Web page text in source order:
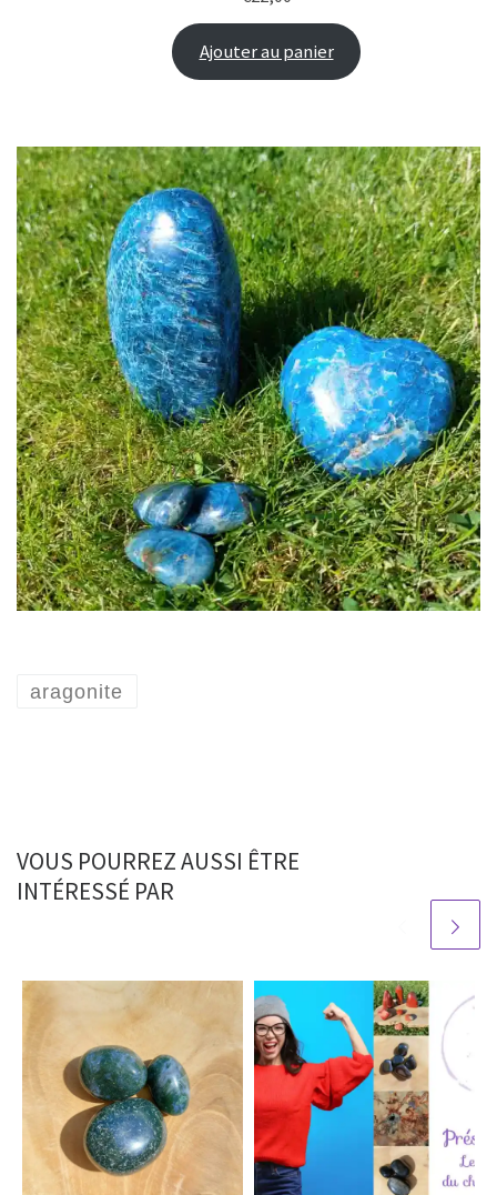
Ajouter au panier
aragonite
VOUS POURREZ AUSSI ÊTRE
INTÉRESSÉ PAR